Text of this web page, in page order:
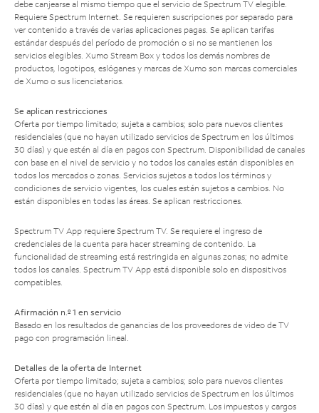
debe canjearse al mismo tiempo que el servicio de Spectrum TV elegible.
Requiere Spectrum Internet. Se requieren suscripciones por separado para
ver contenido a través de varias aplicaciones pagas. Se aplican tarifas
estándar después del período de promoción o si no se mantienen los
servicios elegibles. Xumo Stream Box y todos los demás nombres de
productos, logotipos, eslóganes y marcas de Xumo son marcas comerciales
de Xumo o sus licenciatarios.
Se aplican restricciones
Oferta por tiempo limitado; sujeta a cambios; solo para nuevos clientes
residenciales (que no hayan utilizado servicios de Spectrum en los últimos
30 días) y que estén al día en pagos con Spectrum. Disponibilidad de canales
con base en el nivel de servicio y no todos los canales están disponibles en
todos los mercados o zonas. Servicios sujetos a todos los términos y
condiciones de servicio vigentes, los cuales están sujetos a cambios. No
están disponibles en todas las áreas. Se aplican restricciones.
Spectrum TV App requiere Spectrum TV. Se requiere el ingreso de
credenciales de la cuenta para hacer streaming de contenido. La
funcionalidad de streaming está restringida en algunas zonas; no admite
todos los canales. Spectrum TV App está disponible solo en dispositivos
compatibles.
Afirmación n.º 1 en servicio
Basado en los resultados de ganancias de los proveedores de video de TV
pago con programación lineal.
Detalles de la oferta de Internet
Oferta por tiempo limitado; sujeta a cambios; solo para nuevos clientes
residenciales (que no hayan utilizado servicios de Spectrum en los últimos
30 días) y que estén al día en pagos con Spectrum. Los impuestos y cargos